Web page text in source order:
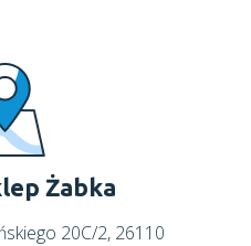
Żabka
20C/2, 26110